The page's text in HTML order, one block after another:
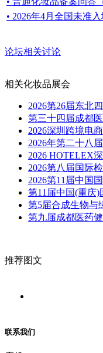
• 2026年4月全国未准
论坛相关讨论
相关化妆品展会
2026第26届东北
第三十四届成都
2026深圳跨境电
2026年第二十八
2026 HOTELEX
2026第八届国际
2026第11届中国
第11届中国(重庆
第5届合成生物与
第九届成都医药
推荐图文
联系我们